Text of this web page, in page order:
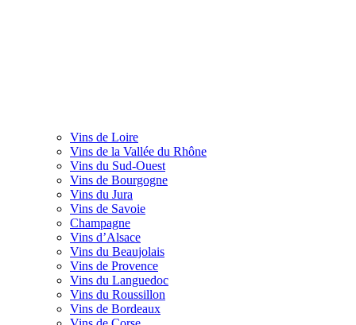
Vins de Loire
Vins de la Vallée du Rhône
Vins du Sud-Ouest
Vins de Bourgogne
Vins du Jura
Vins de Savoie
Champagne
Vins d’Alsace
Vins du Beaujolais
Vins de Provence
Vins du Languedoc
Vins du Roussillon
Vins de Bordeaux